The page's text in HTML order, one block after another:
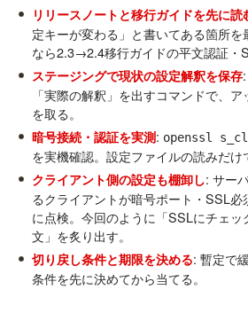
リリースノートと移行ガイドを先に読
定キーが変わる」と書いてある箇所
なら2.3→2.4移行ガイドの平文認証・
ステージングで現状の設定解釈を保存:
「実際の解釈」を出すコマンドで、
を取る。
暗号接続・認証を実測: openssl
を実機確認。設定ファイルの読みだけ
クライアント側の設定も棚卸し: サー
るクライアントが暗号ポート・SSL
に点検。今回のように「SSLにチェ
文」を炙り出す。
切り戻し条件と期限を決める: 暫定で
条件を先に決めてから当てる。